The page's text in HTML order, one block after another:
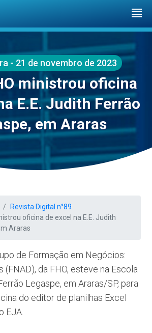
- 21 de novembro de 2023
ministrou oficina
E.E. Judith Ferrão
em Araras
Revista Digital n°89
oficina de excel na E.E. Judith
Araras
de Formação em Negócios:
(FNAD), da FHO, esteve na Escola
Legaspe, em Araras/SP, para
do editor de planilhas Excel
EJA.